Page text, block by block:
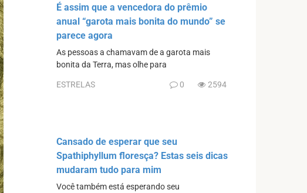
É assim que a vencedora do prêmio
anual “garota mais bonita do mundo” se
parece agora
As pessoas a chamavam de a garota mais
bonita da Terra, mas olhe para
ESTRELAS 0 2594
Cansado de esperar que seu
Spathiphyllum floresça? Estas seis dicas
mudaram tudo para mim
Você também está esperando seu